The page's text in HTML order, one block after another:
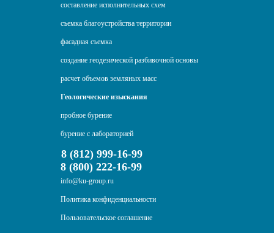
составление исполнительных схем
съемка благоустройства территории
фасадная съемка
создание геодезической разбивочной основы
расчет объемов земляных масс
Геологические изыскания
пробное бурение
бурение с лабораторией
8 (812) 999-16-99
8 (800) 222-16-99
info@ku-group.ru
Политика конфиденциальности
Пользовательское соглашение